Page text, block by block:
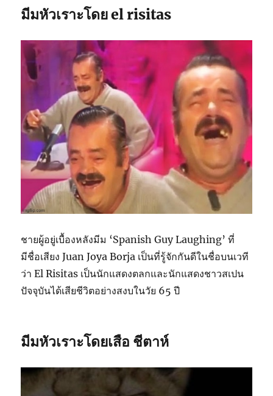
มีมหัวเราะโดย el risitas
ชายผู้อยู่เบื้องหลังมีม ‘Spanish Guy Laughing’ ที่
มีชื่อเสียง Juan Joya Borja เป็นที่รู้จักกันดีในชื่อบนเวที
ว่า El Risitas เป็นนักแสดงตลกและนักแสดงชาวสเปน
ปัจจุบันได้เสียชีวิตอย่างสงบในวัย 65 ปี
มีมหัวเราะโดยเสือ ชีตาห์